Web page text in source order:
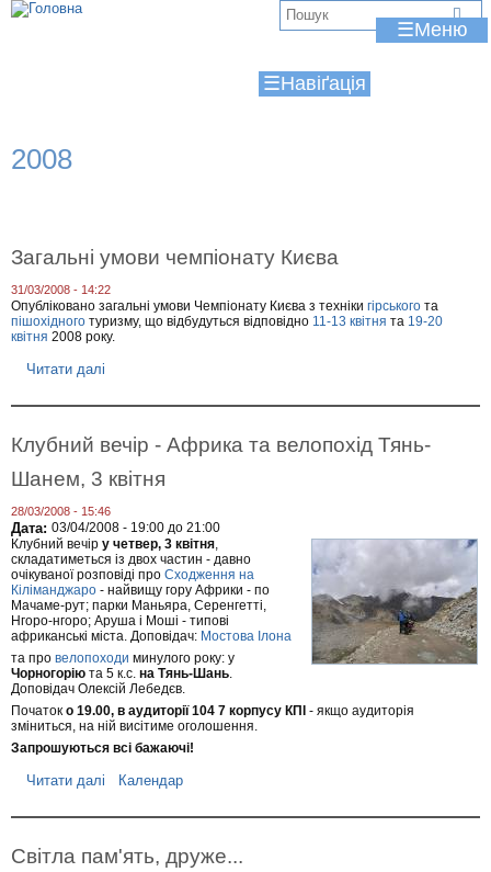
Jump to navigation
☰
☰
2008
Загальні умови чемпіонату Києва
31/03/2008 - 14:22
Опубліковано загальні умови Чемпіонату Києва з техніки гірського та
пішохідного туризму, що відбудуться відповідно 11-13 квітня та 19-20
квітня 2008 року.
Читати далі
о
г
л
н
і
у
м
о
в
и
ч
м
п
і
о
н
а
и
а
Клубний вечір - Африка та велопохід Тянь-
Шанем, 3 квітня
28/03/2008 - 15:46
Дата: 03/04/2008 - 19:00 до 21:00
Клубний вечір у четвер, 3 квітня,
складатиметься із двох частин - давно
очікуваної розповіді про Сходження на
Кіліманджаро - найвищу гору Африки - по
Мачаме-рут; парки Маньяра, Серенгетті,
Нгоро-нгоро; Аруша і Моші - типові
африканські міста. Доповідач: Мостова Ілона
та про велопоходи минулого року: у
Чорногорію та 5 к.с. на Тянь-Шань.
Доповідач Олексій Лебедєв.
Початок о 19.00, в аудиторії 104 7 корпусу КПІ - якщо аудиторія
зміниться, на ній висітиме оголошення.
Запрошуються всі бажаючі!
Читати далі
о
у
Календар
Світла пам'ять, друже...